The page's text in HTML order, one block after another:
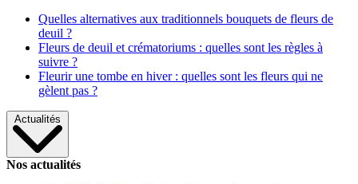
Quelles alternatives aux traditionnels bouquets de fleurs de
deuil ?
Fleurs de deuil et crématoriums : quelles sont les règles à
suivre ?
Fleurir une tombe en hiver : quelles sont les fleurs qui ne
gèlent pas ?
Actualités
Nos actualités